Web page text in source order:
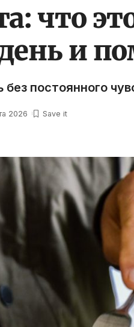
что
и
постоянного
2026